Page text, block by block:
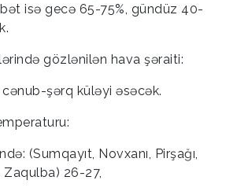
isə gecə 65-75%, gündüz 40-
gözlənilən hava şəraiti:
şərq küləyi əsəcək.
(Sumqayıt, Novxanı, Pirşağı,
Zaqulba) 26-27,